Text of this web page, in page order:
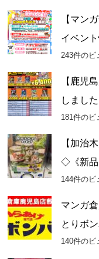
【マン
イベン
243件のビ
【鹿児
しまし
181件のビ
【加治
◇《新品
144件のビ
マンガ
とりボ
140件のビ